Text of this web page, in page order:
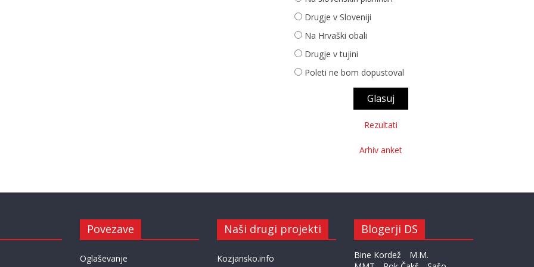
Drugje v Sloveniji
Na Hrvaški obali
Drugje v tujini
Poleti ne bom dopustoval
Rezultati
Arhiv anket
Povezave
Oglaševanje
Naši drugi projekti
Kozjansko.info
Blogerji DS
Bine Kordež
M.M.